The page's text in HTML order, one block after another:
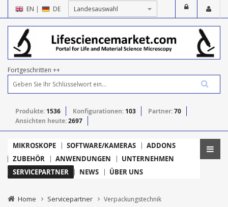
EN | DE
Fortgeschritten ++
Produkte: 1536 Konfigurationen: 103 Partner:70
Ansichten heute:2697
MIKROSKOPE SOFTWARE/KAMERAS
ADDONS
ZUBEHÖR
ANWENDUNGEN
UNTERNEHMEN
SERVICEPARTNER
NEWS ÜBER UNS
Home Servicepartner Verpackungstechnik